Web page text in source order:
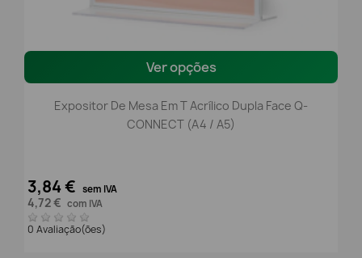
Ver opções
Expositor De Mesa Em T Acrílico Dupla Face Q-
CONNECT (A4 / A5)
3,84 € sem IVA
4,72 € com IVA
0 Avaliação(ões)